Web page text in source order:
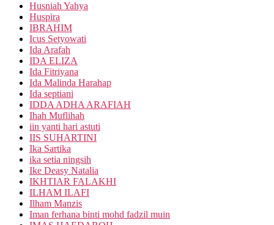
Husniah Yahya
Huspira
IBRAHIM
Icus Setyowati
Ida Arafah
IDA ELIZA
Ida Fitriyana
Ida Malinda Harahap
Ida septiani
IDDA ADHA ARAFIAH
Ihah Muflihah
iin yanti hari astuti
IIS SUHARTINI
Ika Sartika
ika setia ningsih
Ike Deasy Natalia
IKHTIAR FALAKHI
ILHAM ILAFI
Ilham Manzis
Iman ferhana binti mohd fadzil muin